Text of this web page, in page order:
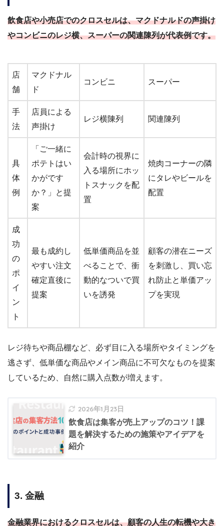
飲食店や小売店でのクロスセルは、マクドナルドの声掛け
やコンビニのレジ横、スーパーの関連陳列が代表例です。
店
舗
マクドナル
ド
コンビニ スーパー
手
法
店員による
声掛け
レジ横陳列 関連陳列
具
体
例
「ご一緒に
ポテトはい
かがです
か？」と提
案
会計時の視界に
入る場所にホッ
トスナックを配
置
焼肉コーナーの隣
にタレやビールを
配置
成
功
の
ポ
イ
ン
ト
最も成約し
やすい注文
確定直後に
提案
低単価商品を並
べることで、衝
動的なついで買
いを誘発
顧客の潜在ニーズ
を刺激し、買い忘
れ防止と単価アッ
プを実現
レジ待ちや商品棚など、必ず目に入る場所やタイミングを
逃さず、低単価な商品やメイン商品に不可欠なものを提案
しているため、自然に購入点数が増えます。
2026年1月23日
飲食店は集客が売上アップのコツ！課
題を解決するための施策やアイデアを
紹介
3. 金融
金融業界におけるクロスセルは、顧客の人生の転機や大き